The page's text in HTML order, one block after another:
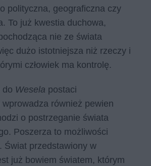
polityczna, geograficzna czy
To już kwestia duchowa,
nie ze świata
dużo istotniejsza niż rzeczy i
człowiek ma kontrolę.
do Wesela postaci
również pewien
o postrzeganie świata
Poszerza to możliwości
Świat przedstawiony w
już bowiem światem, którym